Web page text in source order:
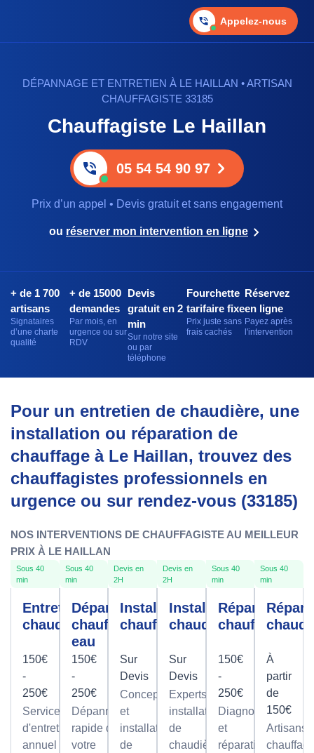
Appelez-nous
DÉPANNAGE ET ENTRETIEN À LE HAILLAN • ARTISAN
CHAUFFAGISTE 33185
Chauffagiste Le Haillan
05 54 54 90 97
Prix d’un appel • Devis gratuit et sans engagement
ou réserver mon intervention en ligne
+ de 1 700
artisans
Signataires
d’une charte
qualité
+ de 15000
demandes
Par mois, en
urgence ou sur
RDV
Devis
gratuit en 2
min
Sur notre site
ou par
téléphone
Fourchette
tarifaire fixe
Prix juste sans
frais cachés
Réservez
en ligne
Payez après
l'intervention
Pour un entretien de chaudière, une
installation ou réparation de
chauffage à Le Haillan, trouvez des
chauffagistes professionnels en
urgence ou sur rendez-vous (33185)
NOS INTERVENTIONS DE CHAUFFAGISTE AU MEILLEUR
PRIX À LE HAILLAN
Sous 40
min
Entretien
chaudière
150€
-
250€
Service
d'entretien
annuel pour
Sous 40
min
Dépannage
chauffe-
eau
150€
-
250€
Dépannage
rapide de
votre
Devis en
2H
Installation
chauffage
Sur
Devis
Conception
et
installation
de
Devis en
2H
Installation
chaudière
Sur
Devis
Experts en
installation
de
chaudières,
Sous 40
min
Réparation
chauffage
150€
-
250€
Diagnostic
et
réparation
Sous 40
min
À
partir
de
150€
Artisans